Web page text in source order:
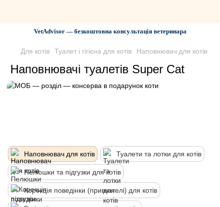
VetAdvisor — безкоштовна консультація ветеринара
Для котів Туалет і гігієна для котів Наповнювач для котів
Наповнювачі туалетів Super Cat
Наповнювач для котів Туалети та лотки для котів
Пелюшки та підгузки для котів
Корекція поведінки (привчателі) для котів